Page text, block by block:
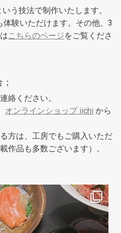
う技法で制作いたします。
験いただけます。その他、3
こちらのページをご覧くださ
絡ください。
オンラインショップ iichi から
方は、工房でもご購入いただ
作品も多数ございます）。